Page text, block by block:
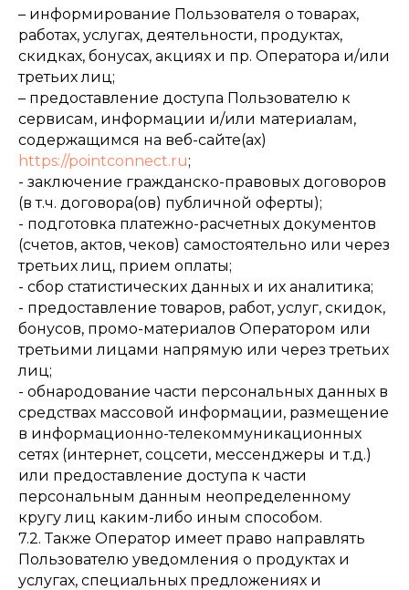
– информирование Пользователя о товарах,
работах, услугах, деятельности, продуктах,
скидках, бонусах, акциях и пр. Оператора и/или
третьих лиц;
– предоставление доступа Пользователю к
сервисам, информации и/или материалам,
содержащимся на веб-сайте(ах)
https://pointconnect.ru;
- заключение гражданско-правовых договоров
(в т.ч. договора(ов) публичной оферты);
- подготовка платежно-расчетных документов
(счетов, актов, чеков) самостоятельно или через
третьих лиц, прием оплаты;
- сбор статистических данных и их аналитика;
- предоставление товаров, работ, услуг, скидок,
бонусов, промо-материалов Оператором или
третьими лицами напрямую или через третьих
лиц;
- обнародование части персональных данных в
средствах массовой информации, размещение
в информационно-телекоммуникационных
сетях (интернет, соцсети, мессенджеры и т.д.)
или предоставление доступа к части
персональным данным неопределенному
кругу лиц каким-либо иным способом.
7.2. Также Оператор имеет право направлять
Пользователю уведомления о продуктах и
услугах, специальных предложениях и